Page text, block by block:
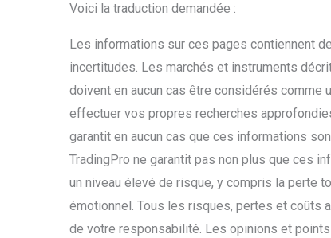
Voici la traduction demandée :
Les informations sur ces pages contiennent
incertitudes. Les marchés et instruments
doivent en aucun cas être considérés comme
effectuer vos propres recherches
garantit en aucun cas que ces informations
TradingPro ne garantit pas non plus que ces
un niveau élevé de risque, y compris la perte
émotionnel. Tous les risques, pertes et coûts
de votre responsabilité. Les opinions et